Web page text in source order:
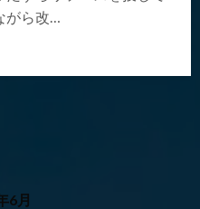
がら改…
6月